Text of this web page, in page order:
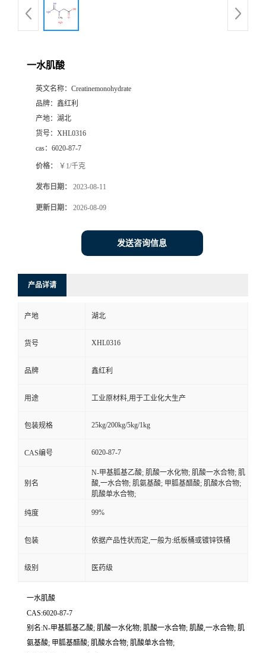
一水肌酸
英文名称： Creatinemonohydrate
品牌： 鑫红利
产地： 湖北
货号： XHL0316
cas： 6020-87-7
价格： ￥1/千克
发布日期： 2023-08-11
更新日期： 2026-08-09
发送咨询信息
产品详请
产地 湖北
货号 XHL0316
品牌 鑫红利
用途 工业原材料,用于工业化大生产
包装规格 25kg/200kg/5kg/1kg
CAS编号 6020-87-7
别名
N-甲基胍基乙酸; 肌酸一水化物; 肌酸一水合物; 肌
酸,一水合物; 肌氨基酸; 甲胍基醋酸; 肌酸水合物;
肌酸单水合物;
纯度 99%
包装 依据产品性状而定,一般为:纸板桶或镀锌铁桶
级别 医药级
一水肌酸
CAS:6020-87-7
别名:N-甲基胍基乙酸; 肌酸一水化物; 肌酸一水合物; 肌酸,一水合物; 肌
氨基酸; 甲胍基醋酸; 肌酸水合物; 肌酸单水合物;